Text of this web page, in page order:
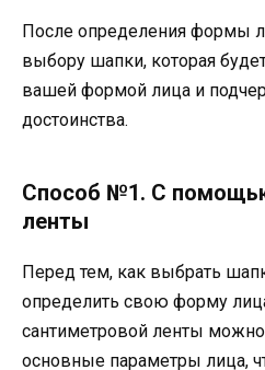
После определения формы
выбору шапки, которая
вашей формой лица и
достоинства.
Способ №1. С
ленты
Перед тем, как выбрать
определить свою форму
сантиметровой ленты
основные параметры лица,